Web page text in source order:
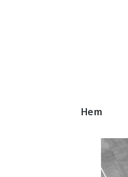
Hem